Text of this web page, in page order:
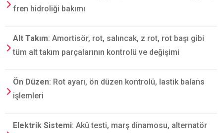
fren hidroliği bakımı
Alt Takım: Amortisör, rot, salıncak, z rot, rot başı gibi
tüm alt takım parçalarının kontrolü ve değişimi
Ön Düzen: Rot ayarı, ön düzen kontrolü, lastik balans
işlemleri
Elektrik Sistemi: Akü testi, marş dinamosu, alternatör